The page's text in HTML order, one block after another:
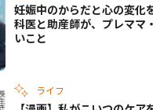
妊娠中のからだと心の変化
科医と助産師が、プレママ
いこと
ライフ